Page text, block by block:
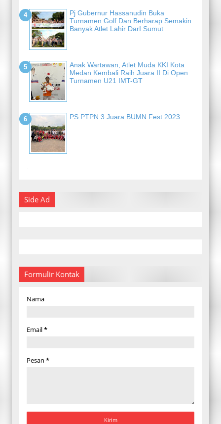
Pj Gubernur Hassanudin Buka
Turnamen Golf Dan Berharap Semakin
Banyak Atlet Lahir DarI Sumut
Anak Wartawan, Atlet Muda KKI Kota
Medan Kembali Raih Juara II Di Open
Turnamen U21 IMT-GT
PS PTPN 3 Juara BUMN Fest 2023
-
Side Ad
Formulir Kontak
Nama
Email*
Pesan *